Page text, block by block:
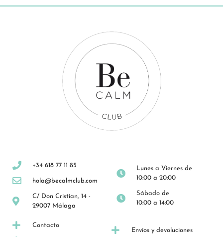
+34 618 77 11 85
hola@becalmclub.com
C/ Don Cristian, 14 -
29007 Málaga
Lunes a Viernes de
10:00 a 20:00
Sábado de
10:00 a 14:00
Contacto
Envíos y devoluciones